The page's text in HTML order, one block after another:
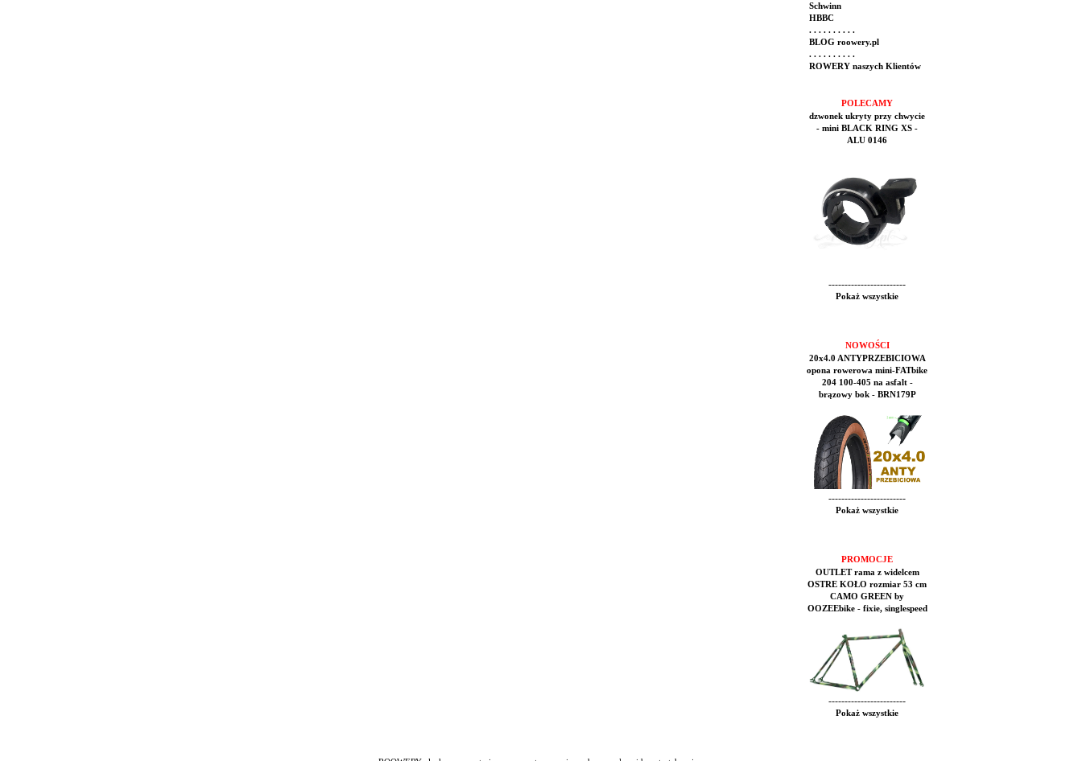
Schwinn
HBBC
. . . . . . . . . .
BLOG roowery.pl
. . . . . . . . . .
ROWERY naszych Klientów
POLECAMY
dzwonek ukryty przy chwycie
- mini BLACK RING XS -
ALU 0146
------------------------
Pokaż wszystkie
NOWOŚCI
20x4.0 ANTYPRZEBICIOWA
opona rowerowa mini-FATbike
204 100-405 na asfalt -
brązowy bok - BRN179P
------------------------
Pokaż wszystkie
PROMOCJE
OUTLET rama z widelcem
OSTRE KOŁO rozmiar 53 cm
CAMO GREEN by
OOZEEbike - fixie, singlespeed
------------------------
Pokaż wszystkie